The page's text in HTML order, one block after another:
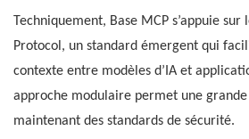
Techniquement, Base MCP s’appuie
Protocol, un standard émergent qui
contexte entre modèles d’IA et
approche modulaire permet une
maintenant des standards de sécurité.